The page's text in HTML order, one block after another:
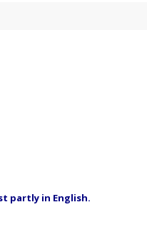
partly in English.